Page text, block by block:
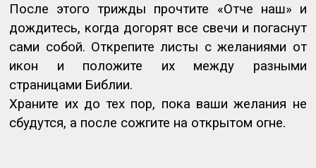
После этого трижды прочтите «Отче наш» и
дождитесь, когда догорят все свечи и погаснут
сами собой. Открепите листы с желаниями от
икон и положите их между разными
страницами Библии.
Храните их до тех пор, пока ваши желания не
сбудутся, а после сожгите на открытом огне.